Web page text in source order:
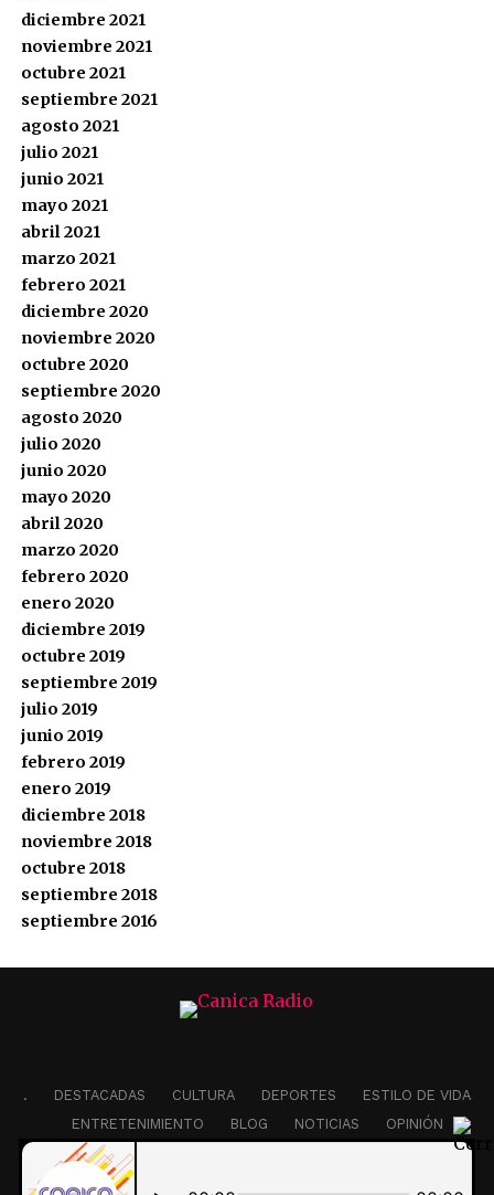
diciembre 2021
noviembre 2021
octubre 2021
septiembre 2021
agosto 2021
julio 2021
junio 2021
mayo 2021
abril 2021
marzo 2021
febrero 2021
diciembre 2020
noviembre 2020
octubre 2020
septiembre 2020
agosto 2020
julio 2020
junio 2020
mayo 2020
abril 2020
marzo 2020
febrero 2020
enero 2020
diciembre 2019
octubre 2019
septiembre 2019
julio 2019
junio 2019
febrero 2019
enero 2019
diciembre 2018
noviembre 2018
octubre 2018
septiembre 2018
septiembre 2016
. DESTACADAS CULTURA DEPORTES
ESTILO DE VIDA
ENTRETENIMIENTO
BLOG NOTICIAS
OPINIÓN